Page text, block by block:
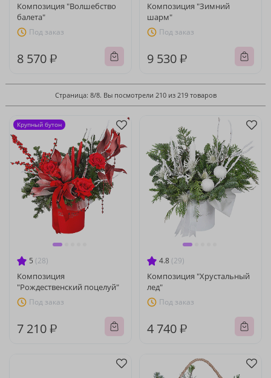
Композиция "Волшебство
балета"
Под заказ
8 570 ₽
Композиция "Зимний
шарм"
Под заказ
9 530 ₽
Страница: 8/8. Вы посмотрели 210 из 219 товаров
5 (28)
Композиция
"Рождественский поцелуй"
Под заказ
7 210 ₽
Крупный бутон
4.8 (29)
Композиция "Хрустальный
лед"
Под заказ
4 740 ₽